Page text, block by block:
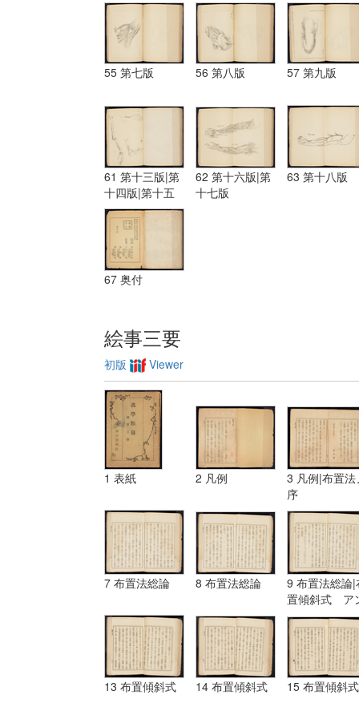
55 第七版 56 第八版 57 第九版
61 第十三版|第
十四版|第十五
版
62 第十六版|第
十七版
63 第十八版
67 奥付
絵事三要
初版 Viewer
1 表紙 2 凡例
3 凡例|布置法
序
7 布置法総論 8 布置法総論
9 布置法総論|
置傾斜式 ア
ギュラール、
ムポシシヨン
13 布置傾斜式 14 布置傾斜式 15 布置傾斜式